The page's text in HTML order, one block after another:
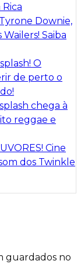
Downie,
Saiba
O
de perto o
chega à
reggae e
Cine
dos Twinkle
guardados no